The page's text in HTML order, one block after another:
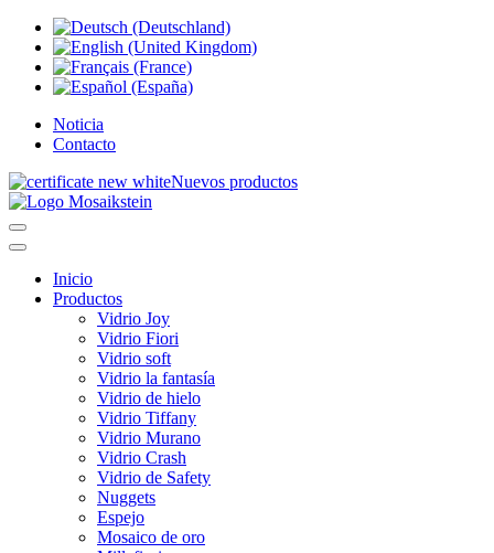
Noticia
Contacto
Nuevos productos
Inicio
Productos
Vidrio Joy
Vidrio Fiori
Vidrio soft
Vidrio la fantasía
Vidrio de hielo
Vidrio Tiffany
Vidrio Murano
Vidrio Crash
Vidrio de Safety
Nuggets
Espejo
Mosaico de oro